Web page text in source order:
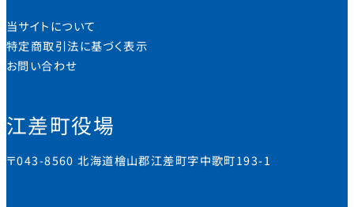
江差町役場
〒043-8560 北海道檜山郡江差町字中歌町193-1
当サイトについて
特定商取引法に基づく表示
お問い合わせ